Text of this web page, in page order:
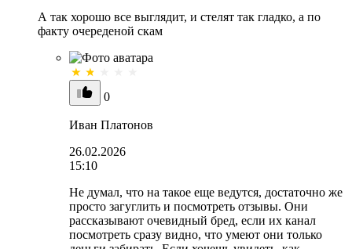
А так хорошо все выглядит, и стелят так гладко, а по
факту очереденой скам
0
Иван Платонов
26.02.2026
15:10
Не думал, что на такое еще ведутся, достаточно же
просто загуглить и посмотреть отзывы. Они
рассказывают очевидный бред, если их канал
посмотреть сразу видно, что умеют они только